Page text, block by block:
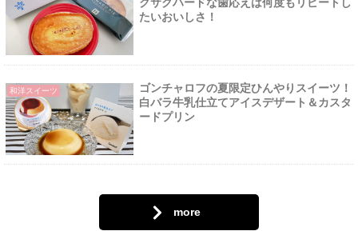
クサクハードな歯応えは何度もリピートし
たいおいしさ！
和洋スイーツ
ゴンチャロフの夏限定ひんやりスイーツ！
白バラ牛乳仕立てアイスデザート＆カスタ
ードプリン
more